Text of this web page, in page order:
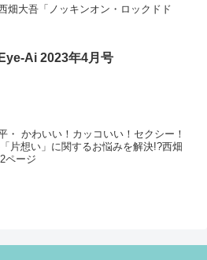
畑大吾「ノッキンオン・ロックドド
Eye-Ai 2023年4月号
・ かわいい！カッコいい！セクシー！
片想い」に関するお悩みを解決!?西畑
ページ